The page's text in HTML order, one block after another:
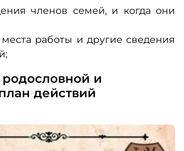
членов семей, и когда они
работы и другие сведения
и
действий